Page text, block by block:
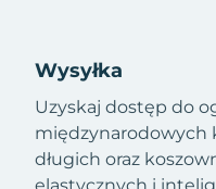
Wysyłka
Uzyskaj dostęp do
międzynarodowych
długich oraz